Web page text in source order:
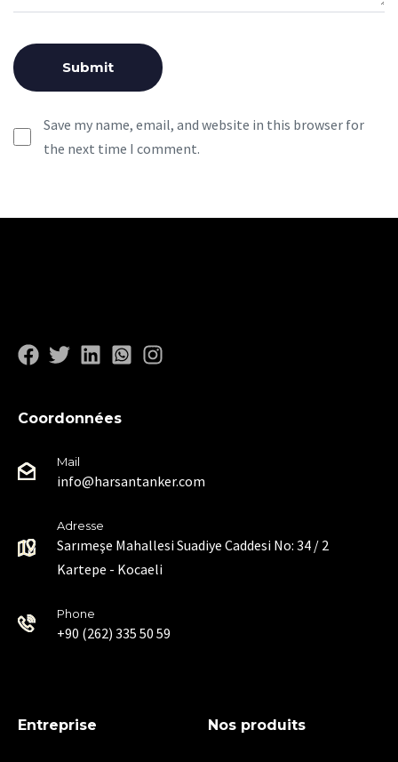
Save my name, email, and website in this browser for
the next time I comment.
Coordonnées
Mail
info@harsantanker.com
Adresse
Sarımeşe Mahallesi Suadiye Caddesi No: 34 / 2
Kartepe - Kocaeli
Phone
+90 (262) 335 50 59
Entreprise Nos produits